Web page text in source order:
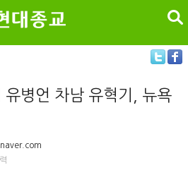
검색
유병언 차남 유혁기, 뉴욕